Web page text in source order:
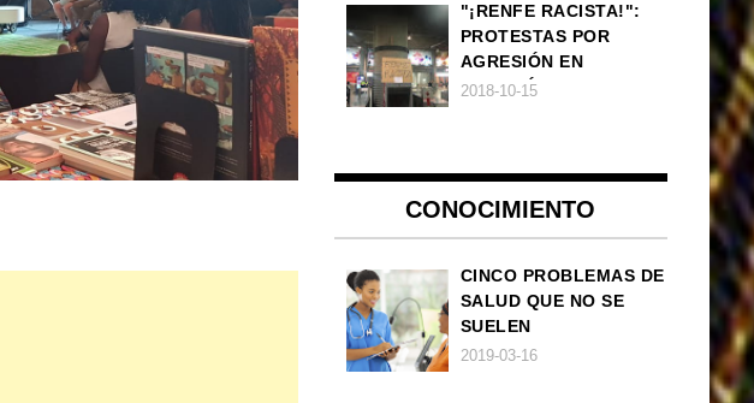
"¡RENFE RACISTA!":
PROTESTAS POR
AGRESIÓN EN
ESTACIÓN DE TREN DE
2018-10-15
CONOCIMIENTO
CINCO PROBLEMAS DE
SALUD QUE NO SE
SUELEN
DIAGNOSTICAR BIEN
2019-03-16